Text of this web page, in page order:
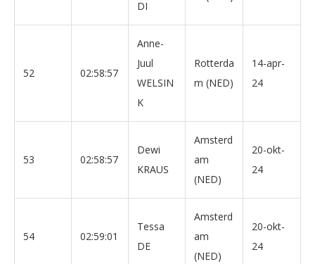
DI
52 02:58:57
Anne-
Juul
WELSIN
K
Rotterda
m (NED)
14-apr-
24
53 02:58:57
Dewi
KRAUS
Amsterd
am
(NED)
20-okt-
24
54 02:59:01
Tessa
DE
Amsterd
am
(NED)
20-okt-
24